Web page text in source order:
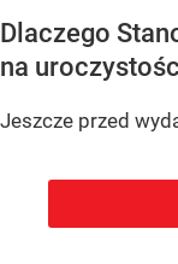
Dlaczego
na
Jeszcze przed